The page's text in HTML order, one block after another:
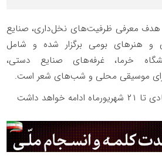
هدف معرفی ظرفیت‌های نخل‌داری، صنایع
و هنرهای بومی برگزار شده و شامل
خرما، غرفه‌های صنایع دستی،
موسیقی محلی و شب‌های شعر است.
داشت